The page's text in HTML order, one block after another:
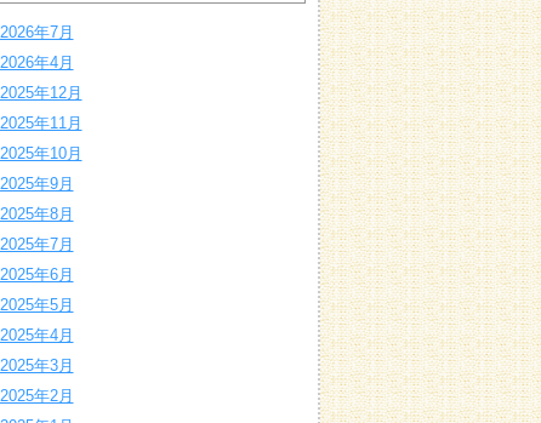
2026年7月
2026年4月
2025年12月
2025年11月
2025年10月
2025年9月
2025年8月
2025年7月
2025年6月
2025年5月
2025年4月
2025年3月
2025年2月